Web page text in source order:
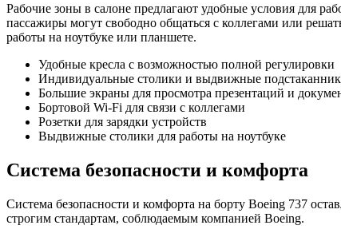
Рабочие зоны в салоне предлагают удобные условия для
пассажиры могут свободно общаться с коллегами или
работы на ноутбуке или планшете.
Удобные кресла с возможностью полной регулировки
Индивидуальные столики и выдвижные
Большие экраны для просмотра презентаций и
Бортовой Wi-Fi для связи с коллегами
Розетки для зарядки устройств
Выдвижные столики для работы на ноутбуке
Система безопасности и комфорта
Система безопасности и комфорта на борту Boeing 737
строгим стандартам, соблюдаемым компанией Boeing.